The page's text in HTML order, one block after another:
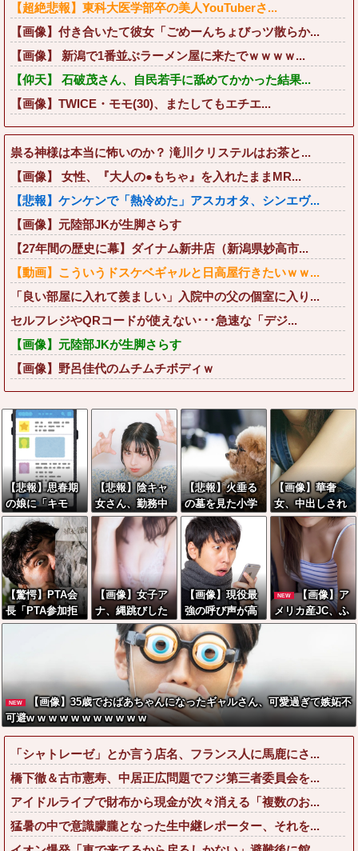
【超絶悲報】東科大医学部卒の美人YouTuberさ...
【画像】付き合いたて彼女「ごめーんちょびっツ散らか...
【画像】 新潟で1番並ぶラーメン屋に来たでｗｗｗｗ...
【仰天】 石破茂さん、自民若手に舐めてかかった結果...
【画像】TWICE・モモ(30)、またしてもエチエ...
祟る神様は本当に怖いのか？ 滝川クリステルはお茶と...
【画像】 女性、『大人の●もちゃ』を入れたままMR...
【悲報】ケンケンで「熱冷めた」アスカオタ、シンエヴ...
【画像】元陸部JKが生脚さらす
【27年間の歴史に幕】ダイナム新井店（新潟県妙高市...
【動画】こういうドスケベギャルと日高屋行きたいｗｗ...
「良い部屋に入れて羨ましい」入院中の父の個室に入り...
セルフレジやQRコードが使えない･･･急速な「デジ...
【画像】元陸部JKが生脚さらす
【画像】野呂佳代のムチムチボディｗ
【悲報】思春期
の娘に「キモ
ッ」と言われた
お父さん、グレ
るｗｗｗｗｗｗ
ｗ
【悲報】陰キャ
女さん、勤務中
にBeRealしてる
同僚をチクって
クビにさせたエ
ピソードを大公
開←これガチだ
と思
う？？？？？
【悲報】火垂る
の墓を見た小学
生「おばさんが
いじわる」←こ
れ、年代ととも
に変わっていく
よな…
【画像】華奢
女、中出しされ
ると子宮がこう
なるwww
【驚愕】PTA会
長「PTA参加拒
否した親へ最終
悪いのか？大論
争が巻き起こっ
てしまう…
【画像】女子ア
ナ、縄跳びした
らお乳も二重跳
びしてしまうww
【画像】現役最
強の呼び声が高
いこの回転寿
司、レベチ過ぎ
る→ご覧くださ
いw w w w w w
w
NEW
【画像】ア
メリカ産JC、ふ
つうにえっちだ
NEW
【画像】35歳でおばあちゃんになったギャルさん、可愛過ぎて嫉妬不
可避w w w w w w w w w w w
「シャトレーゼ」とか言う店名、フランス人に馬鹿にさ...
橋下徹＆古市憲寿、中居正広問題でフジ第三者委員会を...
アイドルライブで財布から現金が次々消える「複数のお...
猛暑の中で意識朦朧となった生中継レポーター、それを...